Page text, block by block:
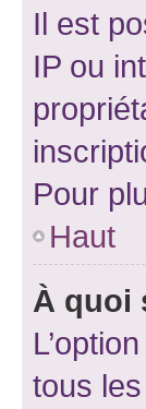
Il est
IP ou
Pour
Haut
À quoi
tous